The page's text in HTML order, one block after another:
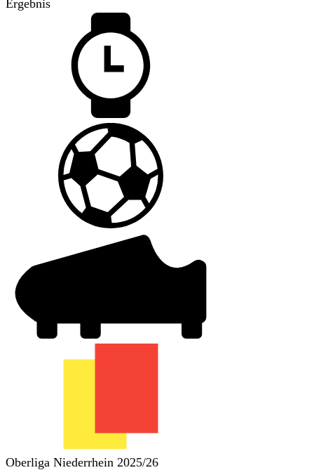
Ergebnis
Oberliga Niederrhein 2025/26